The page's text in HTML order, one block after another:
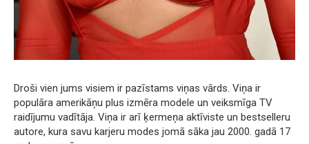
Droši vien jums visiem ir pazīstams viņas vārds. Viņa ir
populāra amerikāņu plus izmēra modele un veiksmīga TV
raidījumu vadītāja. Viņa ir arī ķermeņa aktīviste un bestselleru
autore, kura savu karjeru modes jomā sāka jau 2000. gadā 17